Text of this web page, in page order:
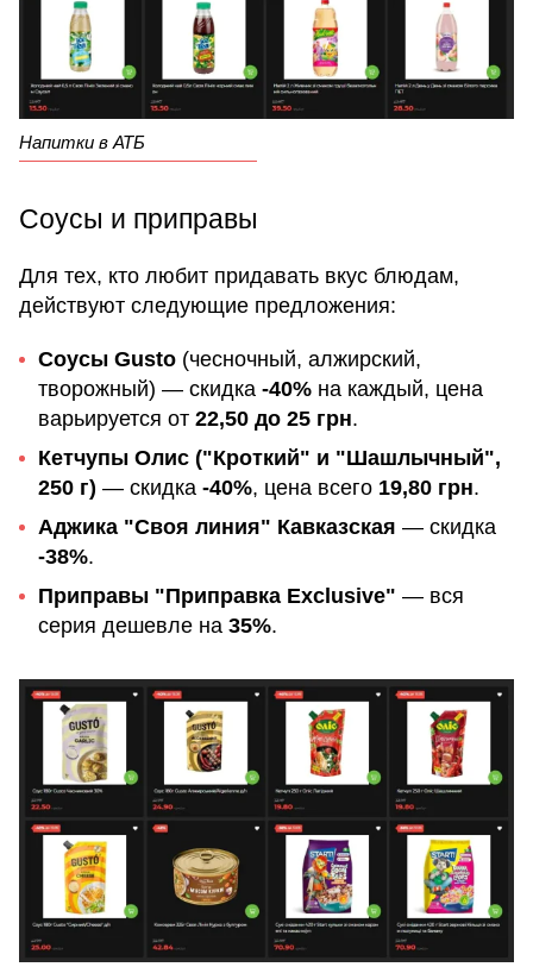
Напитки в АТБ
Соусы и приправы
Для тех, кто любит придавать вкус блюдам,
действуют следующие предложения:
Соусы Gusto (чесночный, алжирский,
творожный) — скидка -40% на каждый, цена
варьируется от 22,50 до 25 грн.
Кетчупы Олис ("Кроткий" и "Шашлычный",
250 г) — скидка -40%, цена всего 19,80 грн.
Аджика "Своя линия" Кавказская — скидка
-38%.
Приправы "Приправка Exclusive" — вся
серия дешевле на 35%.